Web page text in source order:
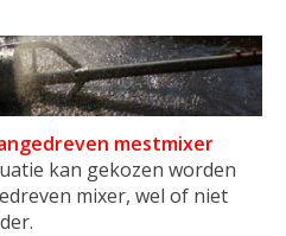
mestmixer
kan gekozen worden
mixer, wel of niet